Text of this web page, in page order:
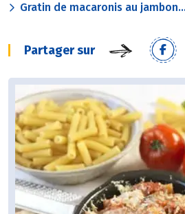
Gratin de macaronis au
Partager sur